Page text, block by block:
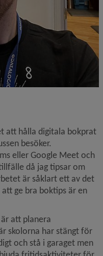
att hålla digitala bokprat
besöker.
eller Google Meet och
då jag tipsar om
är såklart ett av det
ge bra boktips är en
att planera
skolorna har stängt för
och stå i garaget men